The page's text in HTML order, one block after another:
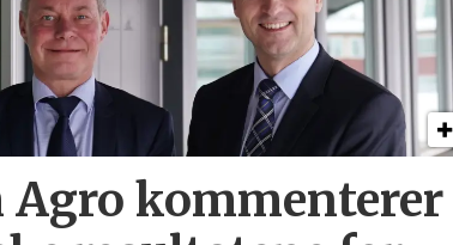
Agro kommenterer